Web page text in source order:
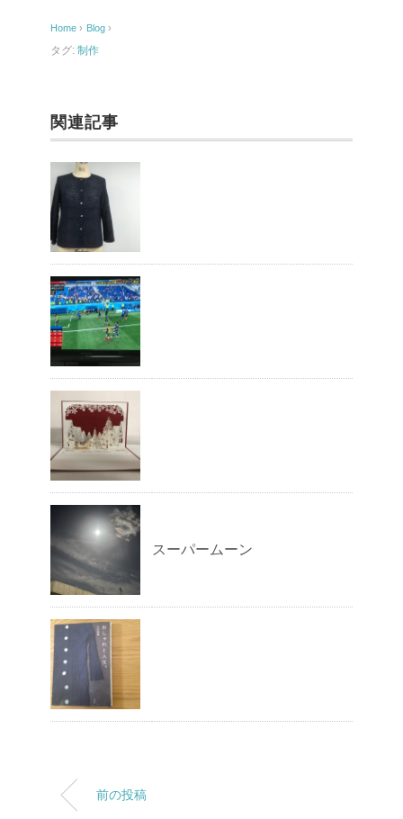
o
o
Home › Blog ›
タグ: 制作
関連記事
スーパームーン
前の投稿